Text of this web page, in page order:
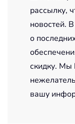
рассылку,
новостей.
о
скидку. Мы
вашу